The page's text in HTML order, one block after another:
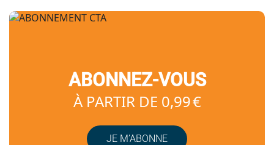
ABONNEZ-VOUS
À PARTIR DE 0,99 €
JE M’ABONNE